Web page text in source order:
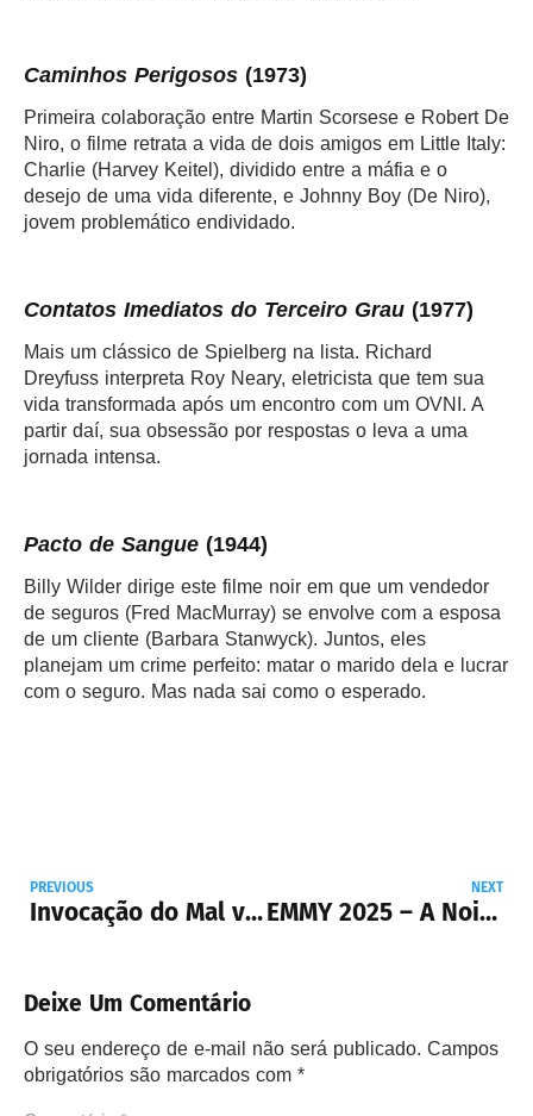
Caminhos Perigosos (1973)
Primeira colaboração entre Martin Scorsese e Robert De
Niro, o filme retrata a vida de dois amigos em Little Italy:
Charlie (Harvey Keitel), dividido entre a máfia e o
desejo de uma vida diferente, e Johnny Boy (De Niro),
jovem problemático endividado.
Contatos Imediatos do Terceiro Grau (1977)
Mais um clássico de Spielberg na lista. Richard
Dreyfuss interpreta Roy Neary, eletricista que tem sua
vida transformada após um encontro com um OVNI. A
partir daí, sua obsessão por respostas o leva a uma
jornada intensa.
Pacto de Sangue (1944)
Billy Wilder dirige este filme noir em que um vendedor
de seguros (Fred MacMurray) se envolve com a esposa
de um cliente (Barbara Stanwyck). Juntos, eles
planejam um crime perfeito: matar o marido dela e lucrar
com o seguro. Mas nada sai como o esperado.
PREVIOUS
Invocação do Mal vai ganhar série com roteiristas da Marvel
NEXT
EMMY 2025 – A Noite de The Pitt, Adolescência e O Estudio
Deixe Um Comentário
O seu endereço de e-mail não será publicado. Campos
obrigatórios são marcados com *